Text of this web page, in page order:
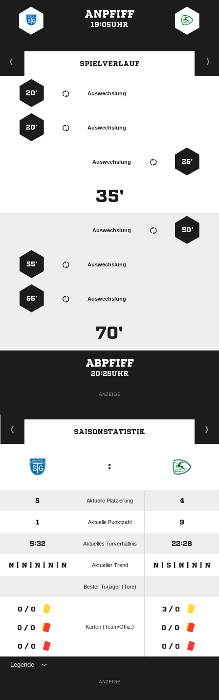
ANPFIFF
19:05UHR
SPIELVERLAUF
Auswechslung
20’
Auswechslung
20’
25’
Auswechslung
35'
50’
Auswechslung
Auswechslung
55’
Auswechslung
55’
70'
ABPFIFF
20:25UHR
ANZEIGE
SAISONSTATISTIK
:
5 Aktuelle Platzierung 4
1 Aktuelle Punktzahl 9
5:32 Aktuelles Torverhältnis 22:28
N | N | N | N | N Aktueller Trend N | S | N | N | N
Bester Torjäger (Tore)
0 / 0
0 / 0
0 / 0
Karten (Team/Offiz.)
3 / 0
0 / 0
0 / 0
Legende
ANZEIGE